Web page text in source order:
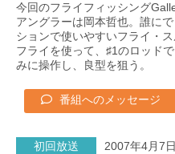
今回のフライフィッシング
アングラーは岡本哲也。誰に
ションで使いやすいフライ・
フライを使って、♯1のロッド
みに操作し、良型を狙う。
番組へのメッセージ
初回放送 2007年4月7日